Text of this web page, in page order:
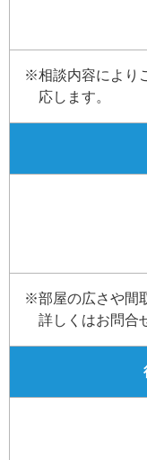
※相談内容により
応します。
※部屋の広さや間
詳しくはお問合